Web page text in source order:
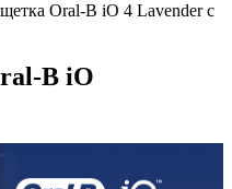
Oral-B iO 4 Lavender с
B iO